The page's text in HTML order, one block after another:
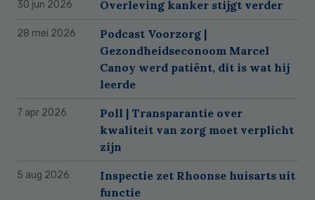
30 jun 2026 Overleving kanker stijgt verder
28 mei 2026
Podcast Voorzorg |
Gezondheidseconoom Marcel
Canoy werd patiënt, dit is wat hij
leerde
7 apr 2026
Poll | Transparantie over
kwaliteit van zorg moet verplicht
zijn
5 aug 2026
Inspectie zet Rhoonse huisarts uit
functie